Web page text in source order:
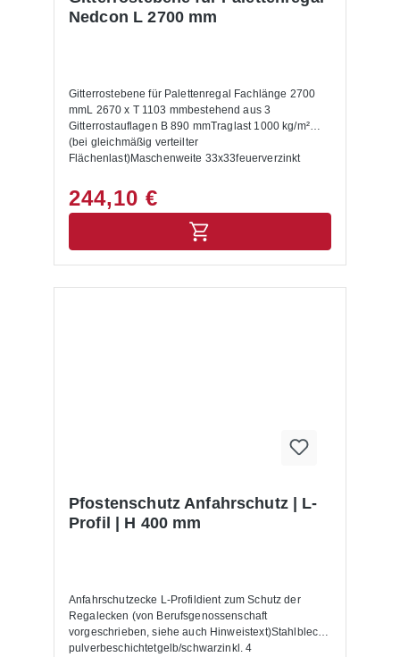
Nedcon L 2700 mm
Gitterrostebene für Palettenregal Fachlänge 2700
mmL 2670 x T 1103 mmbestehend aus 3
Gitterrostauflagen B 890 mmTraglast 1000 kg/m²
(bei gleichmäßig verteilter
Flächenlast)Maschenweite 33x33feuerverzinkt
244,10 €
Pfostenschutz Anfahrschutz | L-
Profil | H 400 mm
Anfahrschutzecke L-Profildient zum Schutz der
Regalecken (von Berufsgenossenschaft
vorgeschrieben, siehe auch Hinweistext)Stahlblech
pulverbeschichtetgelb/schwarzinkl. 4